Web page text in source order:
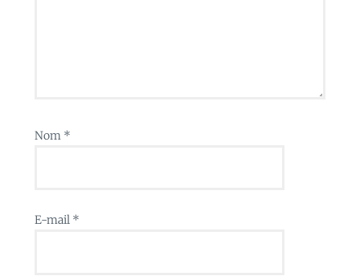
Nom *
E-mail *